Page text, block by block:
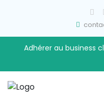
Adhérer au business